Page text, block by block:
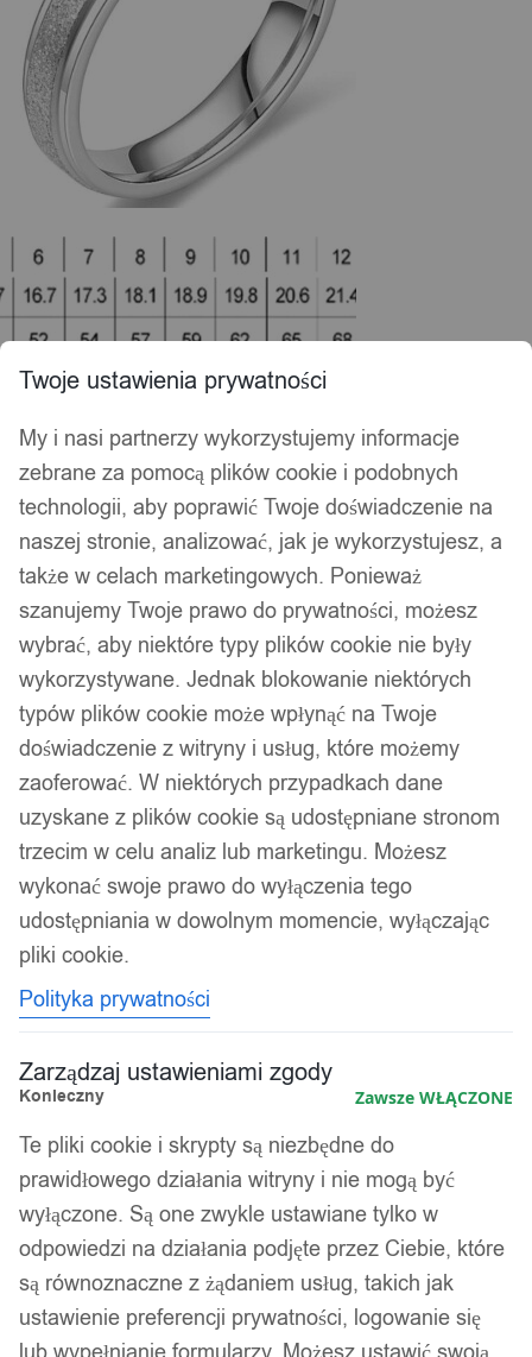
/ 2
Twoje ustawienia prywatności
My i nasi partnerzy wykorzystujemy informacje
zebrane za pomocą plików cookie i podobnych
technologii, aby poprawić Twoje doświadczenie na
naszej stronie, analizować, jak je wykorzystujesz, a
także w celach marketingowych. Ponieważ
szanujemy Twoje prawo do prywatności, możesz
wybrać, aby niektóre typy plików cookie nie były
wykorzystywane. Jednak blokowanie niektórych
typów plików cookie może wpłynąć na Twoje
doświadczenie z witryny i usług, które możemy
zaoferować. W niektórych przypadkach dane
uzyskane z plików cookie są udostępniane stronom
trzecim w celu analiz lub marketingu. Możesz
wykonać swoje prawo do wyłączenia tego
udostępniania w dowolnym momencie, wyłączając
pliki cookie.
Polityka prywatności
Zarządzaj ustawieniami zgody
Konieczny Zawsze WŁĄCZONE
Te pliki cookie i skrypty są niezbędne do
prawidłowego działania witryny i nie mogą być
wyłączone. Są one zwykle ustawiane tylko w
odpowiedzi na działania podjęte przez Ciebie, które
są równoznaczne z żądaniem usług, takich jak
ustawienie preferencji prywatności, logowanie się